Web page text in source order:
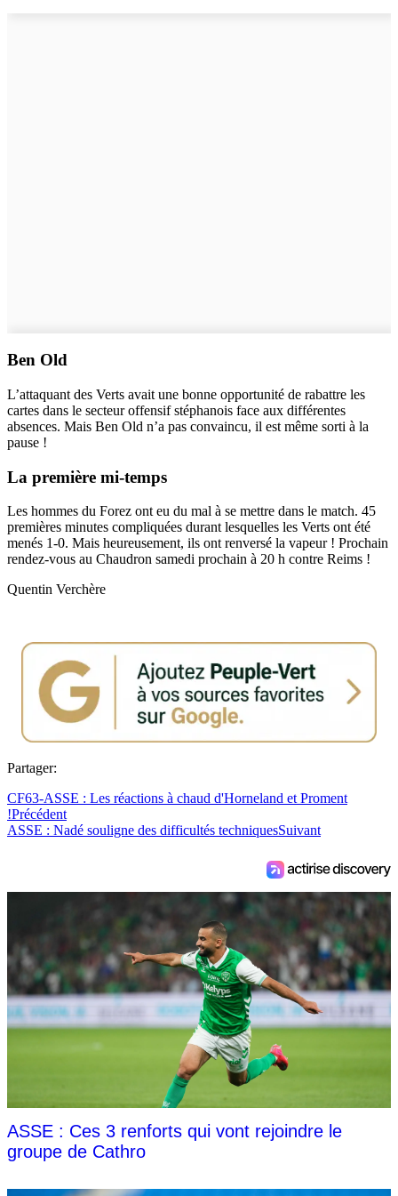
Ben Old
L’attaquant des Verts avait une bonne opportunité de rabattre les
cartes dans le secteur offensif stéphanois face aux différentes
absences. Mais Ben Old n’a pas convaincu, il est même sorti à la
pause !
La première mi-temps
Les hommes du Forez ont eu du mal à se mettre dans le match. 45
premières minutes compliquées durant lesquelles les Verts ont été
menés 1-0. Mais heureusement, ils ont renversé la vapeur ! Prochain
rendez-vous au Chaudron samedi prochain à 20 h contre Reims !
Quentin Verchère
Partager:
CF63-ASSE : Les réactions à chaud d'Horneland et Proment
!Précédent
ASSE : Nadé souligne des difficultés techniquesSuivant
ASSE : Ces 3 renforts qui vont rejoindre le
groupe de Cathro